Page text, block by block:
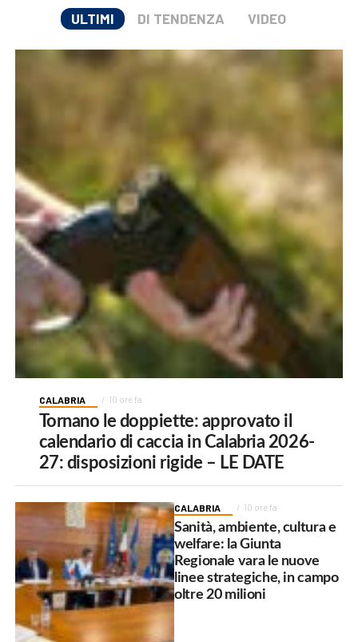
ULTIMI DI TENDENZA VIDEO
CALABRIA 10 ore fa
Tornano le doppiette: approvato il
calendario di caccia in Calabria 2026-
27: disposizioni rigide – LE DATE
CALABRIA 10 ore fa
Sanità, ambiente, cultura e
welfare: la Giunta
Regionale vara le nuove
linee strategiche, in campo
oltre 20 milioni